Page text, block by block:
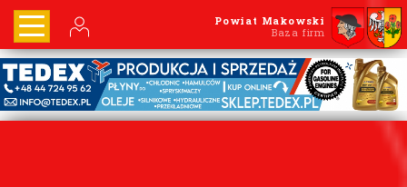
Powiat Makowski
Baza firm